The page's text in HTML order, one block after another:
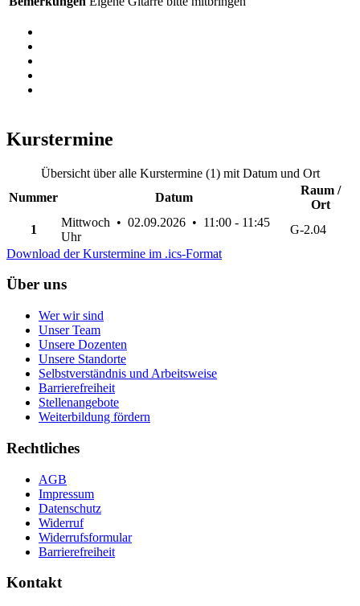
Kurstermine
Übersicht über alle Kurstermine (1) mit Datum und Ort
Nummer
Datum
Raum /
Ort
1
Mittwoch • 02.09.2026 • 11:00 - 11:45
Uhr
G-2.04
Download der Kurstermine im .ics-Format
Über uns
Wer wir sind
Unser Team
Unsere Dozenten
Unsere Standorte
Selbstverständnis und Arbeitsweise
Barrierefreiheit
Stellenangebote
Weiterbildung fördern
Rechtliches
AGB
Impressum
Datenschutz
Widerruf
Widerrufsformular
Barrierefreiheit
Kontakt